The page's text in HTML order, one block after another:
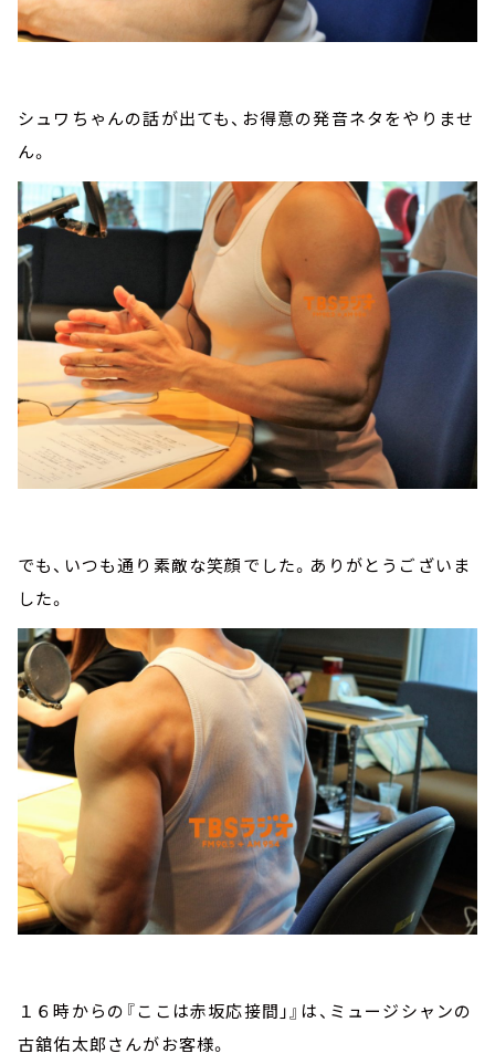
シュワちゃんの話が出ても、お得意の発音ネタをやりませ
ん。
でも、いつも通り素敵な笑顔でした。ありがとうございま
した。
１６時からの『ここは赤坂応接間」』は、ミュージシャンの
古舘佑太郎さんがお客様。